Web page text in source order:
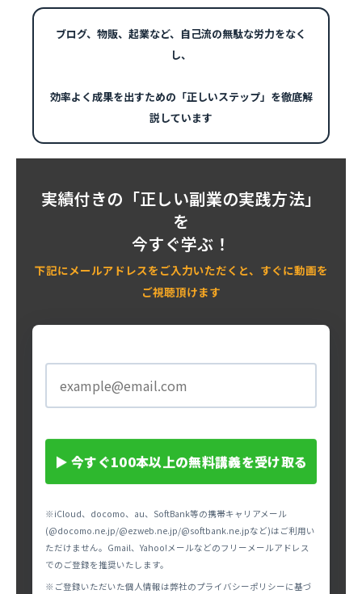
ブログ、物販、起業など、自己流の無駄な労力をなく
し、
効率よく成果を出すための「正しいステップ」を徹底解
説しています
実績付きの 「正しい副業の実践方法」
を
今すぐ学ぶ！
下記にメールアドレスをご入力いただくと、すぐに動画を
ご視聴頂けます
▶ 今すぐ100本以上の無料講義を受け取る
※iCloud、docomo、au、SoftBank等の携帯キャリアメール
(@docomo.ne.jp/@ezweb.ne.jp/@softbank.ne.jpなど)はご利用い
ただけません。Gmail、Yahoo!メールなどのフリーメールアドレス
でのご登録を推奨いたします。
※ご登録いただいた個人情報は弊社のプライバシーポリシーに基づ